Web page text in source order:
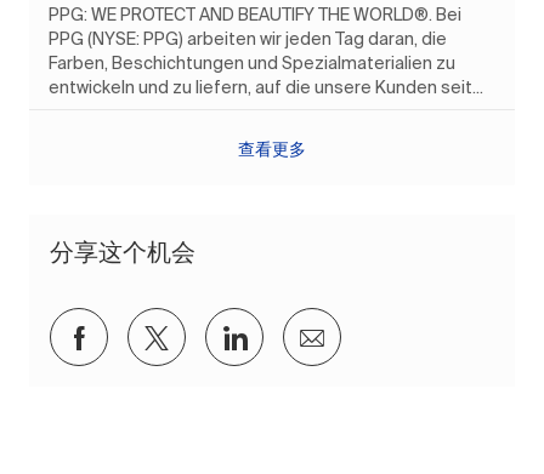
PPG: WE PROTECT AND BEAUTIFY THE WORLD®. Bei
PPG (NYSE: PPG) arbeiten wir jeden Tag daran, die
Farben, Beschichtungen und Spezialmaterialien zu
entwickeln und zu liefern, auf die unsere Kunden seit...
查看更多
分享这个机会
通过Facebook分享
通过推特分享通过 LinkedIn 分享
通过电子邮件分享